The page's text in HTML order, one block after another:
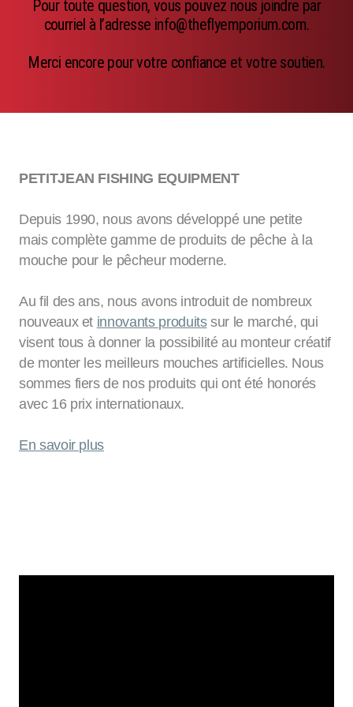
Pour toute question, vous pouvez nous joindre par
courriel à l’adresse info@theflyemporium.com.
Merci encore pour votre confiance et votre soutien.
PETITJEAN FISHING EQUIPMENT
Depuis 1990, nous avons développé une petite
mais complète gamme de produits de pêche à la
mouche pour le pêcheur moderne.
Au fil des ans, nous avons introduit de nombreux
nouveaux et innovants produitssur le marché, qui
visent tous à donner la possibilité au monteur créatif
de monter les meilleurs mouches artificielles. Nous
sommes fiers de nos produits qui ont été honorés
avec 16 prix internationaux.
En savoir plus
Emerger
Accessoires de pêche